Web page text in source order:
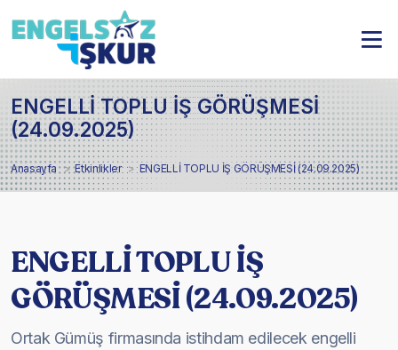
ENGELLİ TOPLU İŞ GÖRÜŞMESİ
(24.09.2025)
Anasayfa Etkinlikler ENGELLİ TOPLU İŞ GÖRÜŞMESİ (24.09.2025)
ENGELLİ TOPLU İŞ
GÖRÜŞMESİ (24.09.2025)
Ortak Gümüş firmasında istihdam edilecek engelli